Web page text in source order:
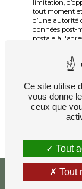
limitation,
tout moment
d’une autorité
données post-
postale à
d'identité
données
la durée de
gestion des
la liste
à cette
plus
Ce site utilise
vous donne
ceux que
Tout
Tout